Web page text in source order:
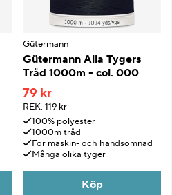
Gütermann
Gütermann Alla Tygers
Tråd 1000m - col. 000
79 kr
REK. 119 kr
100% polyester
1000m tråd
För maskin- och handsömnad
Många olika tyger
Köp